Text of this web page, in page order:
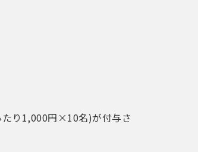
たり1,000円×10名)が付与さ